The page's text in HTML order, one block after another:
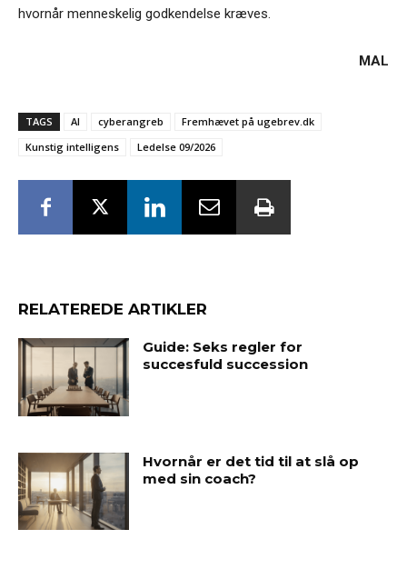
hvornår menneskelig godkendelse kræves.
MAL
TAGS AI cyberangreb
Fremhævet på ugebrev.dk
Kunstig intelligens
Ledelse 09/2026
RELATEREDE ARTIKLER
Guide: Seks regler for
succesfuld succession
Hvornår er det tid til at slå op
med sin coach?